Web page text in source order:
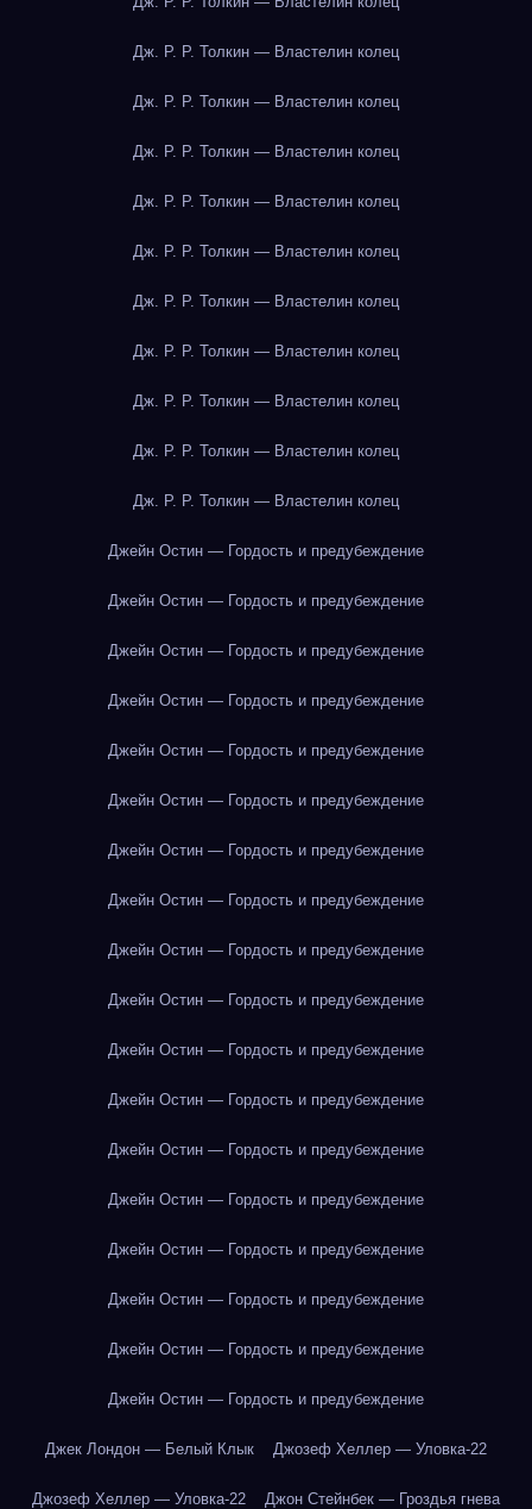
Дж. Р. Р. Толкин — Властелин колец
Дж. Р. Р. Толкин — Властелин колец
Дж. Р. Р. Толкин — Властелин колец
Дж. Р. Р. Толкин — Властелин колец
Дж. Р. Р. Толкин — Властелин колец
Дж. Р. Р. Толкин — Властелин колец
Дж. Р. Р. Толкин — Властелин колец
Дж. Р. Р. Толкин — Властелин колец
Дж. Р. Р. Толкин — Властелин колец
Дж. Р. Р. Толкин — Властелин колец
Джейн Остин — Гордость и предубеждение
Джейн Остин — Гордость и предубеждение
Джейн Остин — Гордость и предубеждение
Джейн Остин — Гордость и предубеждение
Джейн Остин — Гордость и предубеждение
Джейн Остин — Гордость и предубеждение
Джейн Остин — Гордость и предубеждение
Джейн Остин — Гордость и предубеждение
Джейн Остин — Гордость и предубеждение
Джейн Остин — Гордость и предубеждение
Джейн Остин — Гордость и предубеждение
Джейн Остин — Гордость и предубеждение
Джейн Остин — Гордость и предубеждение
Джейн Остин — Гордость и предубеждение
Джейн Остин — Гордость и предубеждение
Джейн Остин — Гордость и предубеждение
Джейн Остин — Гордость и предубеждение
Джейн Остин — Гордость и предубеждение
Джек Лондон — Белый Клык Джозеф Хеллер — Уловка-22
Джозеф Хеллер — Уловка-22 Джон Стейнбек — Гроздья гнева